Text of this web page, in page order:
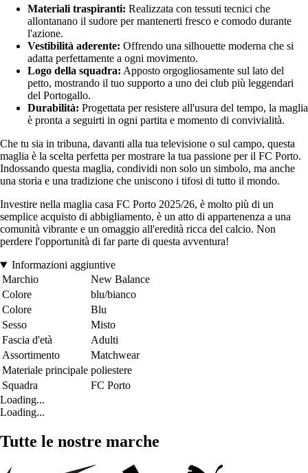
Materiali traspiranti: Realizzata con tessuti tecnici che
allontanano il sudore per mantenerti fresco e comodo durante
l'azione.
Vestibilità aderente: Offrendo una silhouette moderna che si
adatta perfettamente a ogni movimento.
Logo della squadra: Apposto orgogliosamente sul lato del
petto, mostrando il tuo supporto a uno dei club più leggendari
del Portogallo.
Durabilità: Progettata per resistere all'usura del tempo, la maglia
è pronta a seguirti in ogni partita e momento di convivialità.
Che tu sia in tribuna, davanti alla tua televisione o sul campo, questa
maglia è la scelta perfetta per mostrare la tua passione per il FC Porto.
Indossando questa maglia, condividi non solo un simbolo, ma anche
una storia e una tradizione che uniscono i tifosi di tutto il mondo.
Investire nella maglia casa FC Porto 2025/26, è molto più di un
semplice acquisto di abbigliamento, è un atto di appartenenza a una
comunità vibrante e un omaggio all'eredità ricca del calcio. Non
perdere l'opportunità di far parte di questa avventura!
Informazioni aggiuntive
Marchio
New Balance
Colore
blu/bianco
Colore
Blu
Sesso
Misto
Fascia d'età
Adulti
Assortimento
Matchwear
Materiale principale poliestere
Squadra
FC Porto
Loading...
Loading...
Tutte le nostre marche